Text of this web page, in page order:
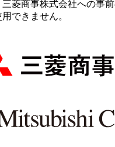
菱商事株式会社への事
できません。